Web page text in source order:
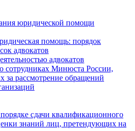
юридической помощи
помощь: порядок
адвокатов
адвокатов
сотрудниках Минюста России,
за рассмотрение обращений
сдачи квалификационного
знаний лиц, претендующих на